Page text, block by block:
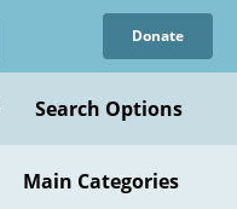
Donate
Search Options
Main Categories